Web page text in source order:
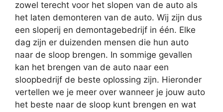
zowel terecht voor het slopen van de auto als
het laten demonteren van de auto. Wij zijn dus
een sloperij en demontagebedrijf in één. Elke
dag zijn er duizenden mensen die hun auto
naar de sloop brengen. In sommige gevallen
kan het brengen van de auto naar een
sloopbedrijf de beste oplossing zijn. Hieronder
vertellen we je meer over wanneer je jouw auto
het beste naar de sloop kunt brengen en wat